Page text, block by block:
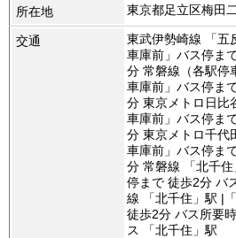
所在地 東京都足立区梅田
交通
東武伊勢崎線 「五
車庫前」バス停ま
分 常磐線（各駅停
車庫前」バス停ま
分 東京メトロ日比
車庫前」バス停ま
分 東京メトロ千代
車庫前」バス停ま
分 常磐線 「北千
停まで 徒歩2分 バ
線 「北千住」駅 |
徒歩2分 バス所要
ス 「北千住」駅